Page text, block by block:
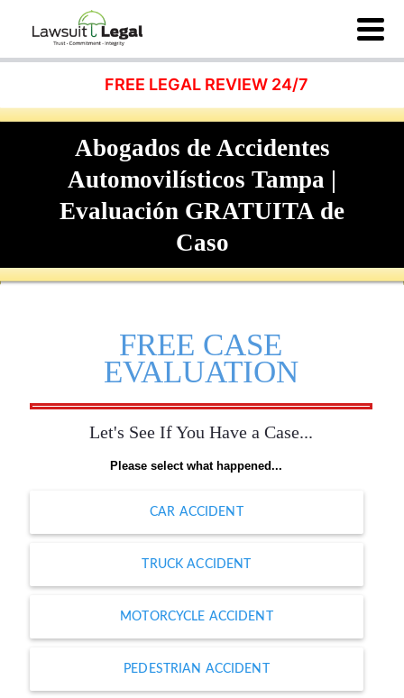
FREE LEGAL REVIEW 24/7
Abogados de Accidentes
Automovilísticos Tampa |
Evaluación GRATUITA de
Caso
FREE CASE
EVALUATION
Let's See If You Have a Case...
Please select what happened...
CAR ACCIDENT
TRUCK ACCIDENT
MOTORCYCLE ACCIDENT
PEDESTRIAN ACCIDENT